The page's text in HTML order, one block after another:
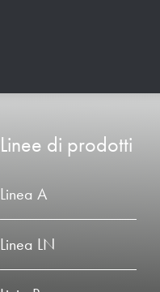
Linee di prodotti
Linea A
Linea LN